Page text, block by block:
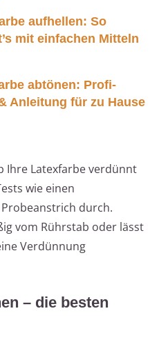
aufhellen: So
mit einfachen Mitteln
abtönen: Profi-
Anleitung für zu Hause
Ihre Latexfarbe verdünnt
wie einen
durch.
vom Rührstab oder lässt
Verdünnung
– die besten